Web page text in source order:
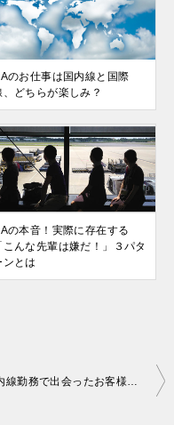
のお仕事は国内線と国際
、どちらが楽しみ？
の本音！実際に存在する
こんな先輩は嫌だ！」３パタ
ンとは
国内線勤務で出会ったお客様から学んだこと（CA体験談）